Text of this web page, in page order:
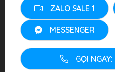
ZALO SALE 1
MESSENGER
GỌI